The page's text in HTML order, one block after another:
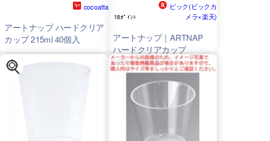
cocoatta
アートナップ ハードクリア
カップ 215ml 40個入
18ﾎﾟｲﾝﾄ
ビック(ビックカ
メラ×楽天)
アートナップ｜ARTNAP
ハードクリアカップ
215ml（40個入） ＜
XKT9201＞[XKT9201]